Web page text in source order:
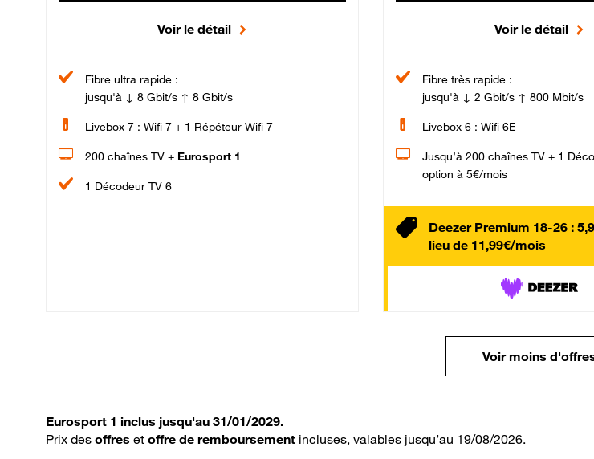
Voir le détail
Fibre ultra rapide :
jusqu'à ↓ 8 Gbit/s ↑ 8 Gbit/s
Livebox 7 : Wifi 7 + 1 Répéteur Wifi 7
200 chaînes TV + Eurosport 1
1 Décodeur TV 6
Voir le détail
Fibre très rapide :
jusqu'à ↓ 2 Gbit/s ↑ 800 Mbit/s
Livebox 6 : Wifi 6E
Jusqu’à 200 chaînes TV + 1
option à 5€/mois
Deezer Premium 18-26 :
lieu de 11,99€/mois
Voir moins
Eurosport 1 inclus jusqu'au 31/01/2029.
Prix des offres et offre de remboursement incluses, valables jusqu’au 19/08/2026.